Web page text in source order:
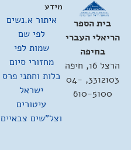
בית הספר
הריאלי העברי
בחיפה
הרצל 16, חיפה
3312103, 04-
610-5100
מידע
איתור א.נשים
לפי שם
שמות לפי
מחזורי סיום
כלות וחתני פרס
ישראל
עיטורים
וצל"שים צבאיים